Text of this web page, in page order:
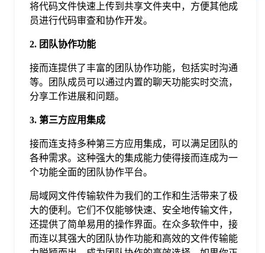
将代码文件快速上传到共享文件夹中，方便其他成
员进行代码审查和协作开发。
2. 团队协作功能
接而连提供了丰富的团队协作功能，包括实时沟通
等。团队成员可以通过内置的聊天功能实时交流，
分享工作进展和问题。
3. 第三方应用集成
接而连支持多种第三方应用集成，可以满足团队的
各种需求。这种强大的集成能力使得接而连成为一
个功能全面的团队协作平台。
局域网文件传输软件为我们的工作和生活带来了极
大的便利。它们不仅能够快速、安全地传输文件，
还提供了简单易用的操作界面。在众多软件中，接
而连以其强大的团队协作功能和高效的文件传输能